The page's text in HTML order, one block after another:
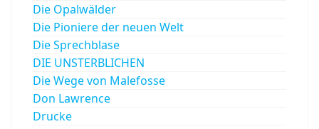
Die Opalwälder
Die Pioniere der neuen Welt
Die Sprechblase
DIE UNSTERBLICHEN
Die Wege von Malefosse
Don Lawrence
Drucke